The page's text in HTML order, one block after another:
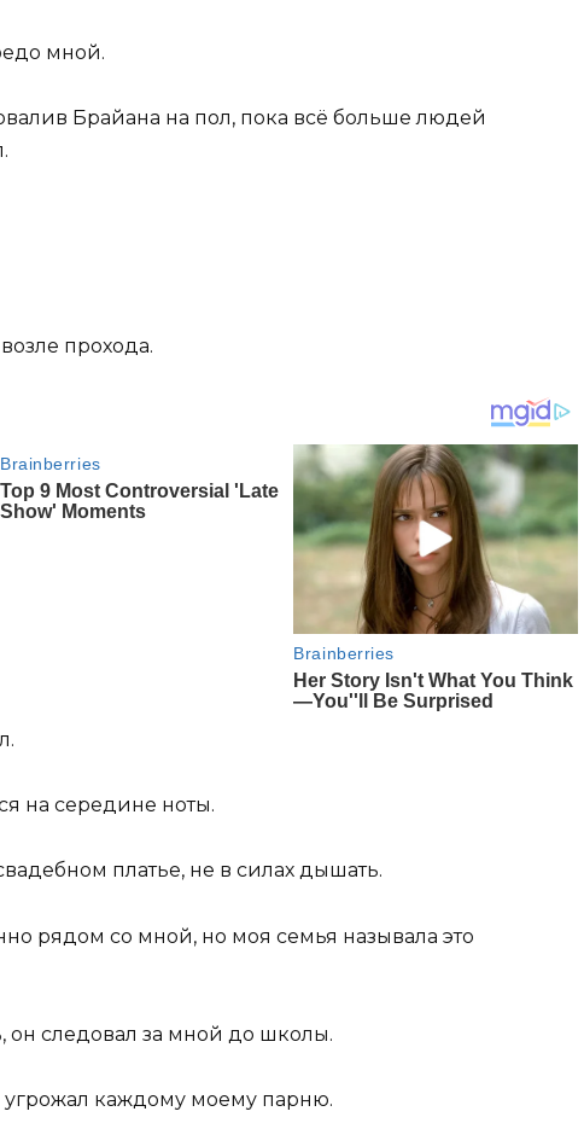
мной.
Брайана на пол, пока всё больше людей
прохода.
на середине ноты.
платье, не в силах дышать.
рядом со мной, но моя семья называла это
он следовал за мной до школы.
угрожал каждому моему парню.